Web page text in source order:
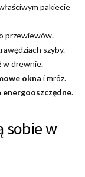
pakiecie
przewiewów.
szyby.
w drewnie.
okna i mróz.
energooszczędne.
sobie w